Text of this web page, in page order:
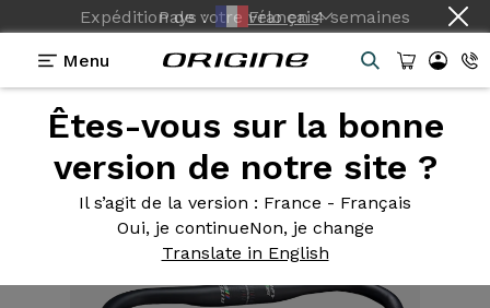
Expédition de votre véloen4 semaines
Pays : Français
Menu
Êtes-vous sur la bonne
version de notre site ?
Il s’agit de la version : France - Français
Oui, je continueNon, je change
Translate in English
Equipements>Cintre Route> Streem III WCS